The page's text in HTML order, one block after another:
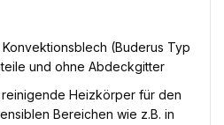
(Buderus Typ
und ohne Abdeckgitter
Heizkörper für den
Bereichen wie z.B. in